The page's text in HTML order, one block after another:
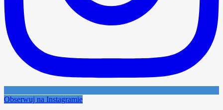
Obserwuj na Instagramie